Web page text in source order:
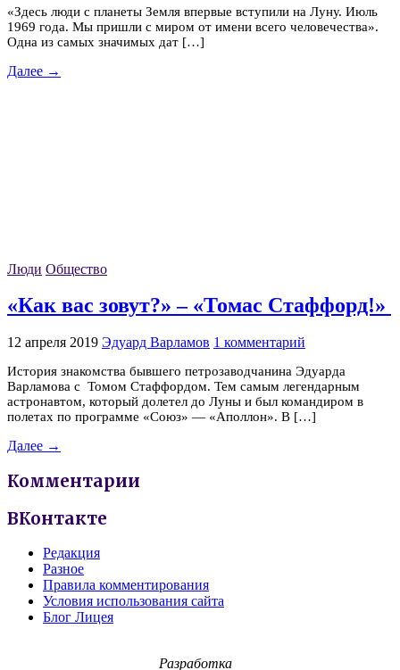
«Здесь люди с планеты Земля впервые вступили на Луну. Июль
1969 года. Мы пришли с миром от имени всего человечества».
Одна из самых значимых дат […]
Далее →
Люди Общество
«Как вас зовут?» – «Томас Стаффорд!»
12 апреля 2019 Эдуард Варламов 1 комментарий
История знакомства бывшего петрозаводчанина Эдуарда
Варламова с Томом Стаффордом. Тем самым легендарным
астронавтом, который долетел до Луны и был командиром в
полетах по программе «Союз» — «Аполлон». В […]
Далее →
Комментарии
ВКонтакте
Редакция
Разное
Правила комментирования
Условия использования сайта
Блог Лицея
Разработка